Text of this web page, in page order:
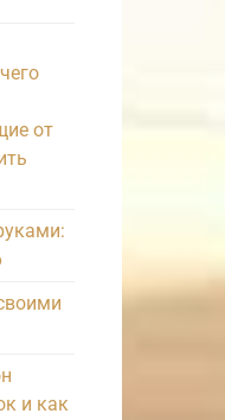
от
и как